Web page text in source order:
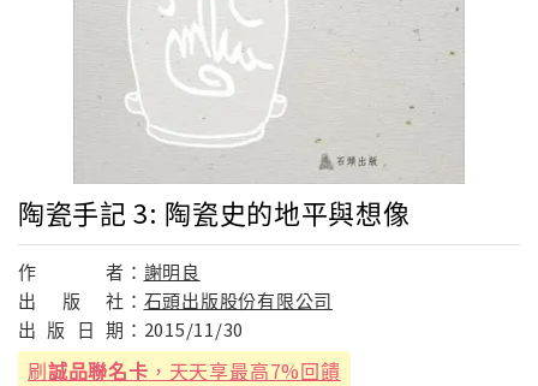
陶瓷手記 3: 陶瓷史的地平與想像
作 者： 謝明良
出
版 社： 石頭出版股份有限公司
出 版 日 期： 2015/11/30
刷誠品聯名卡 ，天天享最高7%回饋